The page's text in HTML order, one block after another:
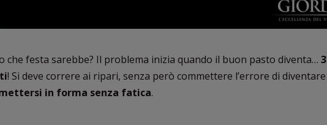
che festa sarebbe? Il problema inizia quando il buon pasto diventa… 3
! Si deve correre ai ripari, senza però commettere l’errore di diventare
in forma senza fatica.